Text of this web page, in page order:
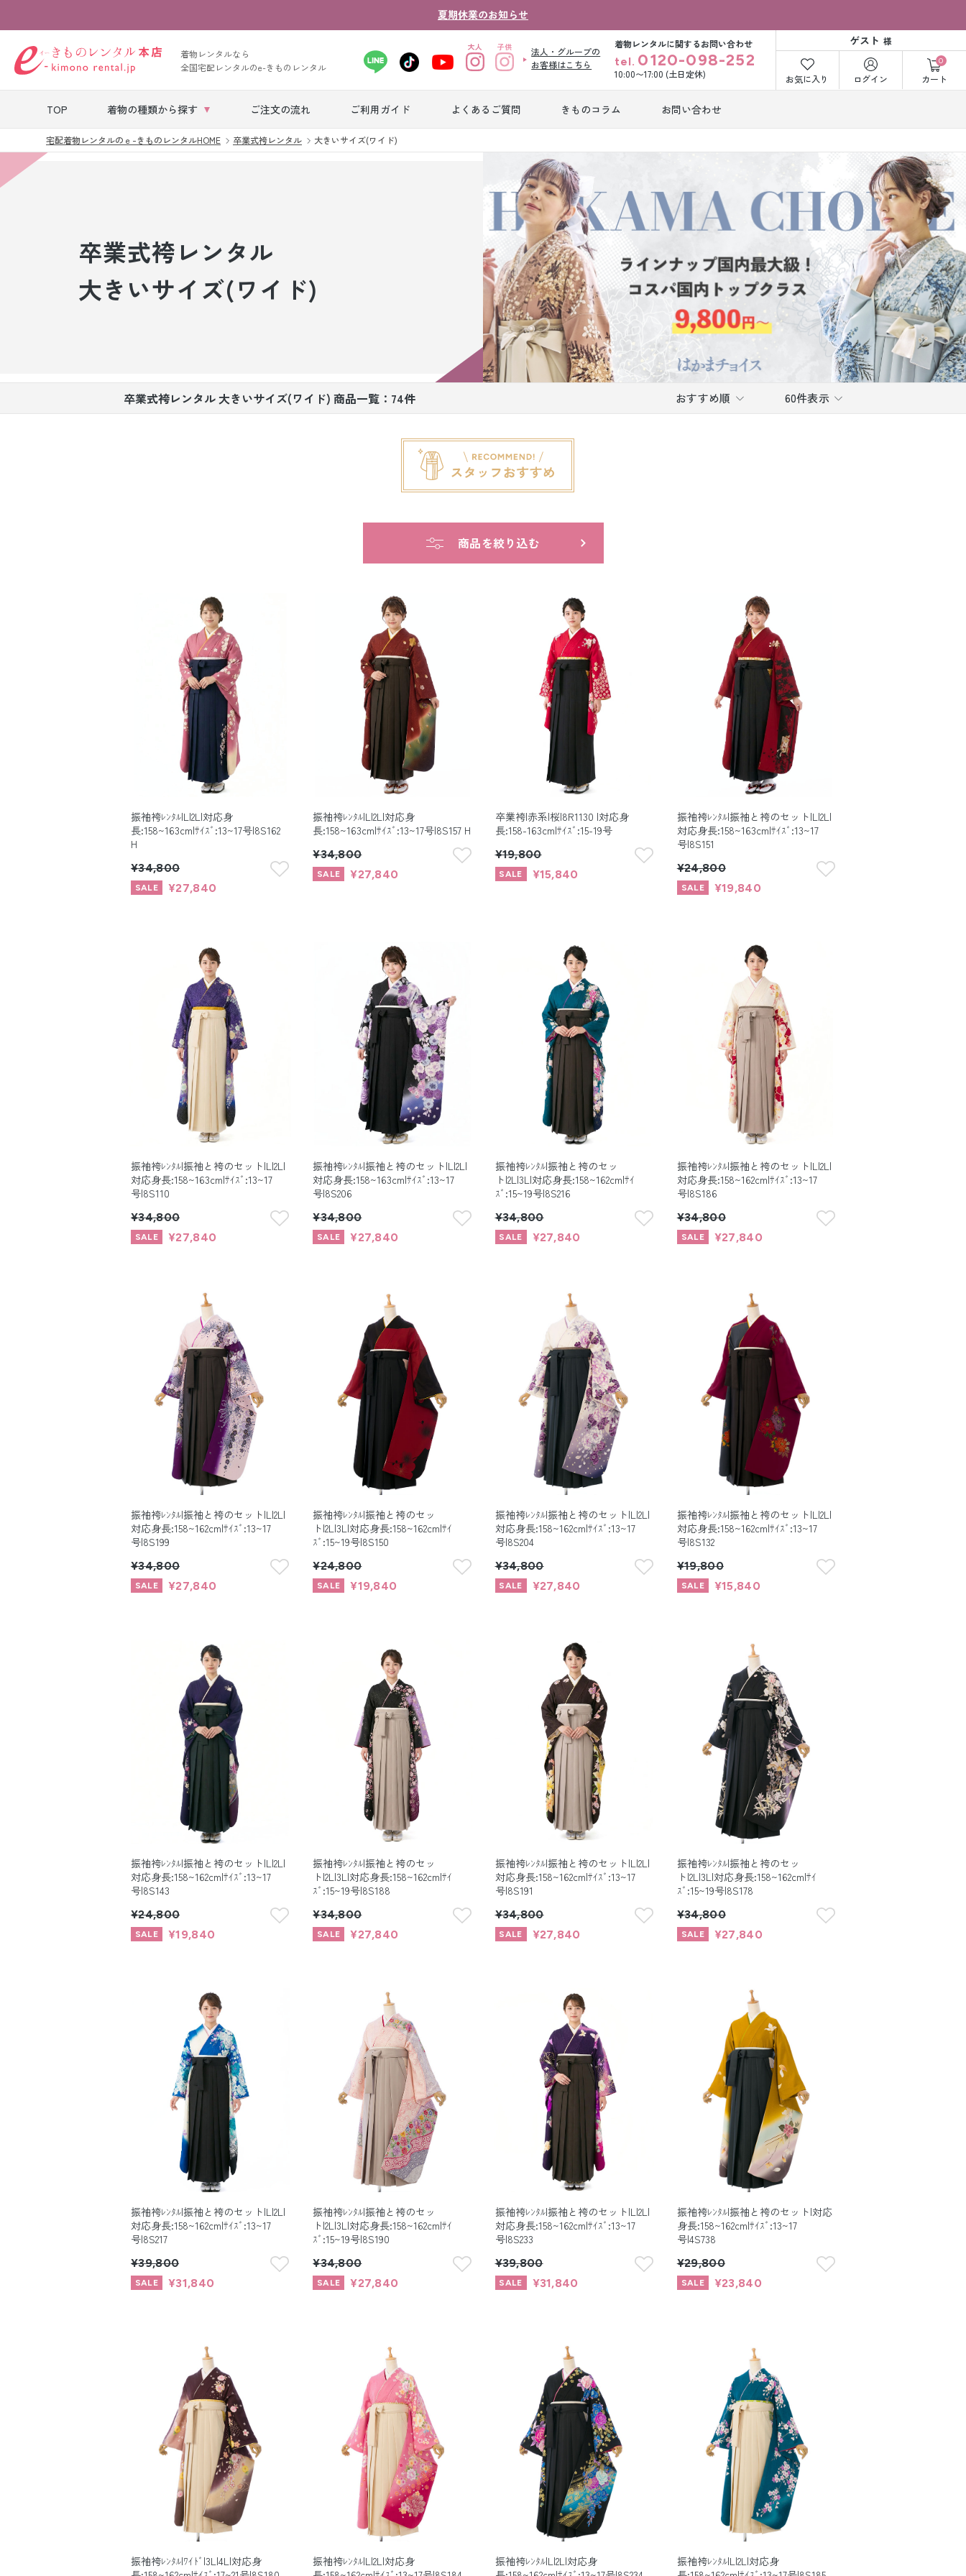
夏期休業のお知らせ
着物レンタルなら
全国宅配レンタルのe-きものレンタル
法人・グループの
お客様はこちら
着物レンタルに関するお問い合わせ
tel. 0120-098-252
10:00〜17:00 (土日定休)
ゲスト 様
お気に入り ログイン
0
カート
TOP 着物の種類から探す ご注文の流れ ご利用ガイド よくあるご質問 きものコラム お問い合わせ
七五三レンタル 振袖レンタル
ル
レンタル
ジュニア洋装レ
ンタル
ベビー洋装レン
タル
紋付袴レンタル
スーツレンタル
色打掛&紋付袴
レンタル
白無垢&紋付袴
レンタル
宅配着物レンタルのｅ-きものレンタルHOME 卒業式袴レンタル 大きいサイズ(ワイド)
卒業式袴レンタル
大きいサイズ(ワイド)
卒業式袴レンタル 大きいサイズ(ワイド) 商品一覧：74件 おすすめ順 60件表示
商品を絞り込む
振袖袴ﾚﾝﾀﾙ|L|2L|対応身
長:158~163cm|ｻｲｽﾞ:13~17号|8S162
H
¥34,800
¥27,840
振袖袴ﾚﾝﾀﾙ|L|2L|対応身
長:158~163cm|ｻｲｽﾞ:13~17号|8S157 H
¥34,800
¥27,840
卒業袴|赤系|桜|8R1130 |対応身
長:158-163cm|ｻｲｽﾞ:15-19号
¥19,800
¥15,840
振袖袴ﾚﾝﾀﾙ|振袖と袴のセット|L|2L|
対応身長:158~163cm|ｻｲｽﾞ:13~17
号|8S151
¥24,800
¥19,840
振袖袴ﾚﾝﾀﾙ|振袖と袴のセット|L|2L|
対応身長:158~163cm|ｻｲｽﾞ:13~17
号|8S110
¥34,800
¥27,840
振袖袴ﾚﾝﾀﾙ|振袖と袴のセット|L|2L|
対応身長:158~163cm|ｻｲｽﾞ:13~17
号|8S206
¥34,800
¥27,840
振袖袴ﾚﾝﾀﾙ|振袖と袴のセッ
ト|2L|3L|対応身長:158~162cm|ｻｲ
ｽﾞ:15~19号|8S216
¥34,800
¥27,840
振袖袴ﾚﾝﾀﾙ|振袖と袴のセット|L|2L|
対応身長:158~162cm|ｻｲｽﾞ:13~17
号|8S186
¥34,800
¥27,840
振袖袴ﾚﾝﾀﾙ|振袖と袴のセット|L|2L|
対応身長:158~162cm|ｻｲｽﾞ:13~17
号|8S199
¥34,800
¥27,840
振袖袴ﾚﾝﾀﾙ|振袖と袴のセッ
ト|2L|3L|対応身長:158~162cm|ｻｲ
ｽﾞ:15~19号|8S150
¥24,800
¥19,840
振袖袴ﾚﾝﾀﾙ|振袖と袴のセット|L|2L|
対応身長:158~162cm|ｻｲｽﾞ:13~17
号|8S204
¥34,800
¥27,840
振袖袴ﾚﾝﾀﾙ|振袖と袴のセット|L|2L|
対応身長:158~162cm|ｻｲｽﾞ:13~17
号|8S132
¥19,800
¥15,840
振袖袴ﾚﾝﾀﾙ|振袖と袴のセット|L|2L|
対応身長:158~162cm|ｻｲｽﾞ:13~17
号|8S143
¥24,800
¥19,840
振袖袴ﾚﾝﾀﾙ|振袖と袴のセッ
ト|2L|3L|対応身長:158~162cm|ｻｲ
ｽﾞ:15~19号|8S188
¥34,800
¥27,840
振袖袴ﾚﾝﾀﾙ|振袖と袴のセット|L|2L|
対応身長:158~162cm|ｻｲｽﾞ:13~17
号|8S191
¥34,800
¥27,840
振袖袴ﾚﾝﾀﾙ|振袖と袴のセッ
ト|2L|3L|対応身長:158~162cm|ｻｲ
ｽﾞ:15~19号|8S178
¥34,800
¥27,840
振袖袴ﾚﾝﾀﾙ|振袖と袴のセット|L|2L|
対応身長:158~162cm|ｻｲｽﾞ:13~17
号|8S217
¥39,800
¥31,840
振袖袴ﾚﾝﾀﾙ|振袖と袴のセッ
ト|2L|3L|対応身長:158~162cm|ｻｲ
ｽﾞ:15~19号|8S190
¥34,800
¥27,840
振袖袴ﾚﾝﾀﾙ|振袖と袴のセット|L|2L|
対応身長:158~162cm|ｻｲｽﾞ:13~17
号|8S233
¥39,800
¥31,840
振袖袴ﾚﾝﾀﾙ|振袖と袴のセット|対応
身長:158~162cm|ｻｲｽﾞ:13~17
号|4S738
¥29,800
¥23,840
振袖袴ﾚﾝﾀﾙ|ﾜｲﾄﾞ|3L|4L|対応身
振袖袴ﾚﾝﾀﾙ|L|2L|対応身
振袖袴ﾚﾝﾀﾙ|L|2L|対応身
振袖袴ﾚﾝﾀﾙ|L|2L|対応身